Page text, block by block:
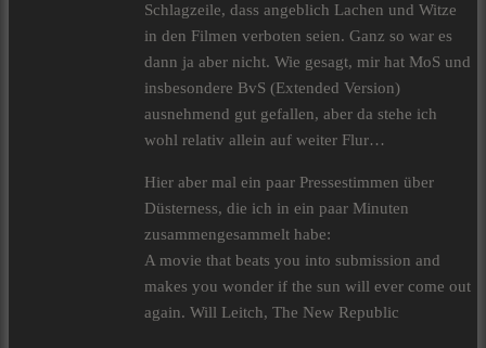
Schlagzeile, dass angeblich Lachen und Witze
in den Filmen verboten seien. Ganz so war es
dann ja aber nicht. Wie gesagt, mir hat MoS und
insbesondere BvS (Extended Version)
ausnehmend gut gefallen, aber da stehe ich
wohl relativ allein auf weiter Flur…
Hier aber mal ein paar Pressestimmen über
Düsterness, die ich in ein paar Minuten
zusammengesammelt habe:
A movie that beats you into submission and
makes you wonder if the sun will ever come out
again. Will Leitch, The New Republic